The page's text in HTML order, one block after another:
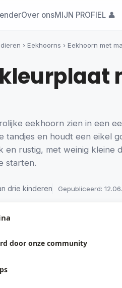
Over onsMIJN PROFIEL 👤
› Eekhoorns › Eekhoorn met
eekhoorn zien in een
tandjes en houdt een eikel
en rustig, met weinig
starten.
drie kinderen Gepubliceerd:
door onze community